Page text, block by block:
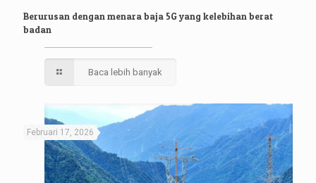
Berurusan dengan menara baja 5G yang kelebihan berat
badan
Baca lebih banyak
Februari 17, 2026